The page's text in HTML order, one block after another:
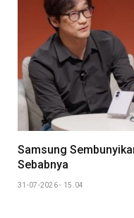
Samsung
Sebabnya
31-07-2026 - 15.04